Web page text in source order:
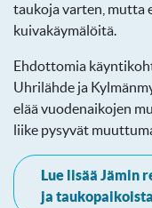
taukoja varten, mutta
kuivakäymälöitä.
Ehdottomia
Uhrilähde ja
elää vuodenaikojen
liike pysyvät
Lue lisää Jämin
ja taukopaikoista